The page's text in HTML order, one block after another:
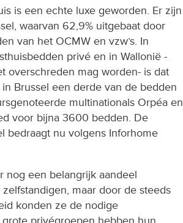
is een echte luxe geworden. Er zijn
waarvan 62,9% uitgebaat door
van het OCMW en vzw’s. In
privé en in Wallonië -
overschreden mag worden- is dat
Brussel een derde van de bedden
multinationals Orpéa en
voor bijna 3600 bedden. De
bedraagt nu volgens Inforhome
nog een belangrijk aandeel
maar door de steeds
konden ze de nodige